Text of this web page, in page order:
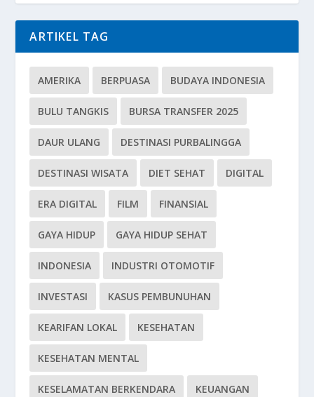
ARTIKEL TAG
AMERIKA BERPUASA BUDAYA INDONESIA
BULU TANGKIS BURSA TRANSFER 2025
DAUR ULANG DESTINASI PURBALINGGA
DESTINASI WISATA DIET SEHAT DIGITAL
ERA DIGITAL FILM FINANSIAL
GAYA HIDUP GAYA HIDUP SEHAT
INDONESIA INDUSTRI OTOMOTIF
INVESTASI KASUS PEMBUNUHAN
KEARIFAN LOKAL KESEHATAN
KESEHATAN MENTAL
KESELAMATAN BERKENDARA KEUANGAN